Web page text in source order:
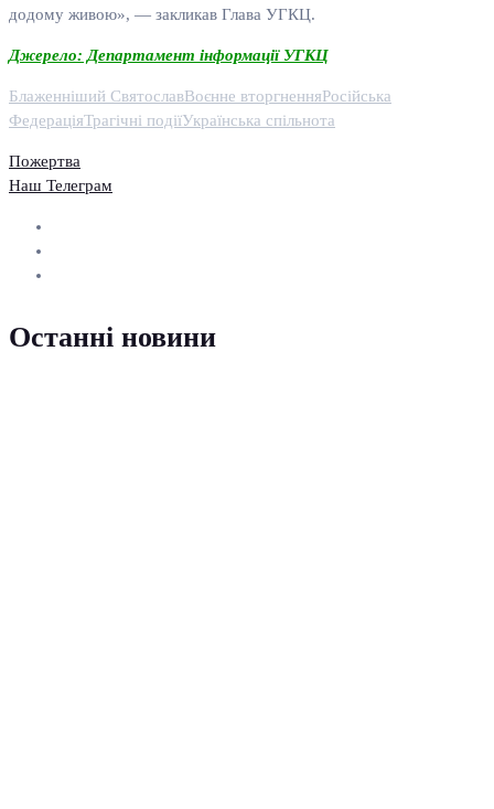
додому живою», — закликав Глава УГКЦ.
Джерело: Департамент інформації УГКЦ
Блаженніший СвятославВоєнне вторгненняРосійська
ФедераціяТрагічні подіїУкраїнська спільнота
Пожертва
Наш Телеграм
Останні новини